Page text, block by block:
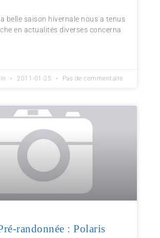
belle saison hivernale nous a tenus
en actualités diverses concerna
2011-01-25 Pas de commentaire
randonnée : Polaris